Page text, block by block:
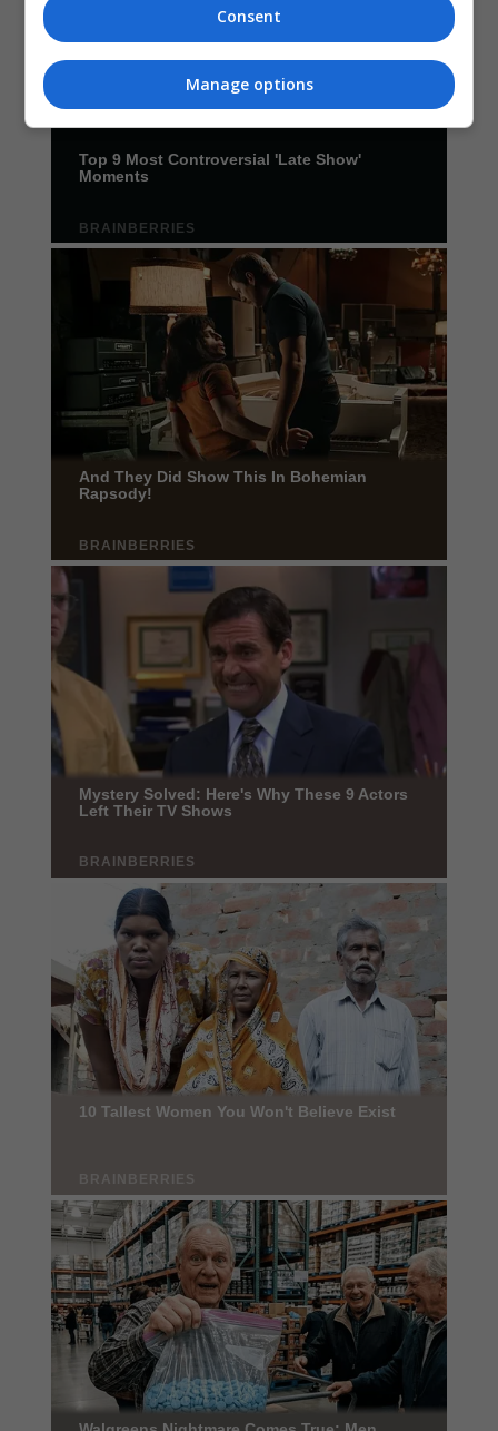
Consent
Manage options